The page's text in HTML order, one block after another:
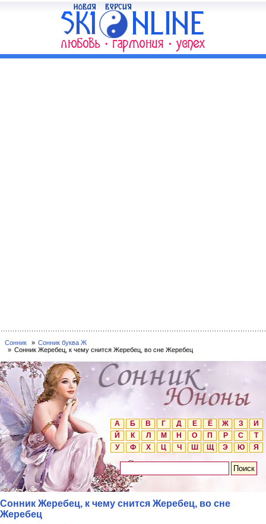
Сонник
Сонник буква Ж
Сонник Жеребец, к чему снится Жеребец, во сне Жеребец
А Б В Г Д Е Ё Ж З
И
Й
К Л М Н О П Р С
Т
У
Ф Х Ц Ч Ш Щ Э Ю Я
Сонник Жеребец, к чему снится Жеребец, во сне
Жеребец